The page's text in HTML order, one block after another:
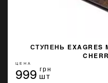
СТУПЕНЬ EXAGRES
ЦЕНА
999 грн
шт